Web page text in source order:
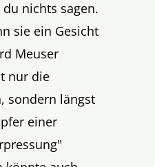
nichts sagen.
sie ein Gesicht
Meuser
nur die
sondern längst
einer